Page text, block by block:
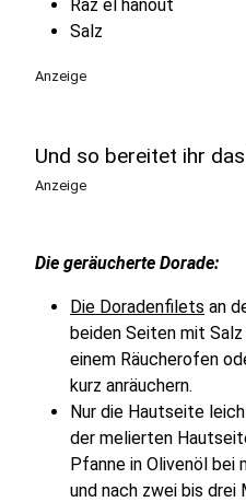
Raz el hanout
Salz
Anzeige
Und so bereitet ihr
Anzeige
Die geräucherte Dorade:
Die Doradenfilets an
beiden Seiten mit
einem Räucherofen
kurz anräuchern.
Nur die Hautseite
der melierten
Pfanne in Olivenöl
und nach zwei bis